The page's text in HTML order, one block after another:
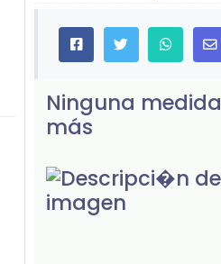
Ninguna medida
más